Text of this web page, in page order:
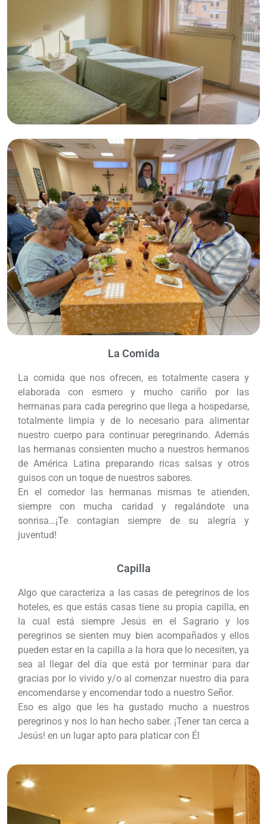
La Comida
La comida que nos ofrecen, es totalmente casera y
elaborada con esmero y mucho cariño por las
hermanas para cada peregrino que llega a hospedarse,
totalmente limpia y de lo necesario para alimentar
nuestro cuerpo para continuar peregrinando. Además
las hermanas consienten mucho a nuestros hermanos
de América Latina preparando ricas salsas y otros
guisos con un toque de nuestros sabores.
En el comedor las hermanas mismas te atienden,
siempre con mucha caridad y regalándote una
sonrisa…¡Te contagian siempre de su alegría y
juventud!
Capilla
Algo que caracteriza a las casas de peregrinos de los
hoteles, es que estás casas tiene su propia capilla, en
la cual está siempre Jesús en el Sagrario y los
peregrinos se sienten muy bien acompañados y ellos
pueden estar en la capilla a la hora que lo necesiten, ya
sea al llegar del día que está por terminar para dar
gracias por lo vivido y/o al comenzar nuestro día para
encomendarse y encomendar todo a nuestro Señor.
Eso es algo que les ha gustado mucho a nuestros
peregrinos y nos lo han hecho saber. ¡Tener tan cerca a
Jesús! en un lugar apto para platicar con Él